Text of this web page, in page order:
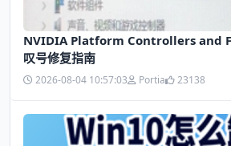
NVIDIA Platform Controllers and
叹号修复指南
2026-08-04 10:57:03 Portia 23138